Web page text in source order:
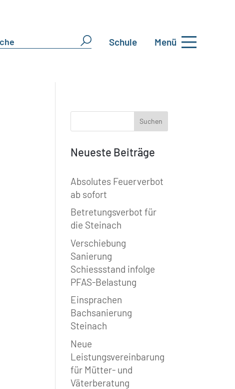
Schule Menü
Neueste Beiträge
Absolutes Feuerverbot
ab sofort
Betretungsverbot für
die Steinach
Verschiebung
Sanierung
Schiessstand infolge
PFAS-Belastung
Einsprachen
Bachsanierung
Steinach
Neue
Leistungsvereinbarung
für Mütter- und
Väterberatung